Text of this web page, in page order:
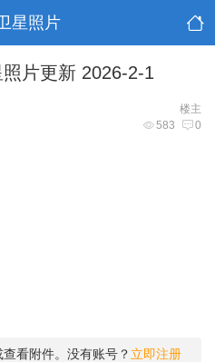
星照片
照片更新 2026-2-1
楼主
583 0
看附件。没有账号？ 立即注册